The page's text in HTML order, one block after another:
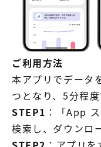
ご利用方法
本アプリでデータ
つとなり、5分程
STEP1 ：「App
検索し、ダウンロ